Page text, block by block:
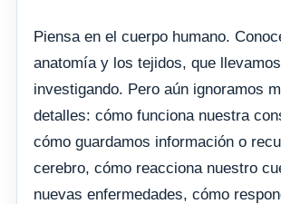
Piensa en el cuerpo humano.
anatomía y los tejidos, que
investigando. Pero aún ignoramos
detalles: cómo funciona nuestra
cómo guardamos información o
cerebro, cómo reacciona nuestro
nuevas enfermedades, cómo